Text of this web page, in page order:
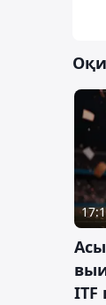
ITF